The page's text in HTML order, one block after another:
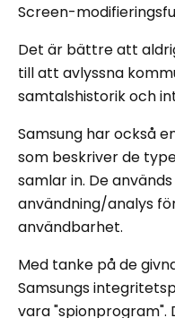
Screen-
Det är bättre att
till att avlyssna
samtalshistorik och
Samsung har också
som beskriver de
samlar in. De
användning/analys
användbarhet.
Med tanke på de
Samsungs
vara "spionprogram".